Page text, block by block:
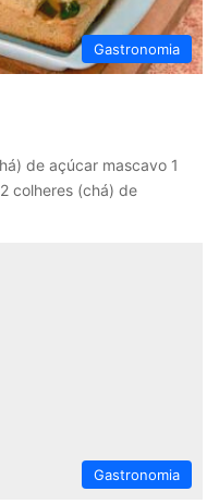
Gastronomia
de açúcar mascavo 1
colheres (chá) de
Gastronomia